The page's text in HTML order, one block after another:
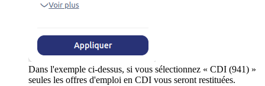
Dans l'exemple ci-dessus, si vous sélectionnez « CDI (941) »
seules les offres d'emploi en CDI vous seront restituées.